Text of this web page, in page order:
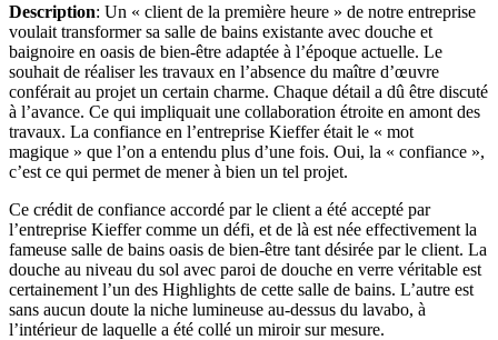
Description: Un « client de la première heure » de notre entreprise
voulait transformer sa salle de bains existante avec douche et
baignoire en oasis de bien-être adaptée à l’époque actuelle. Le
souhait de réaliser les travaux en l’absence du maître d’œuvre
conférait au projet un certain charme. Chaque détail a dû être discuté
à l’avance. Ce qui impliquait une collaboration étroite en amont des
travaux. La confiance en l’entreprise Kieffer était le « mot
magique » que l’on a entendu plus d’une fois. Oui, la « confiance »,
c’est ce qui permet de mener à bien un tel projet.
Ce crédit de confiance accordé par le client a été accepté par
l’entreprise Kieffer comme un défi, et de là est née effectivement la
fameuse salle de bains oasis de bien-être tant désirée par le client. La
douche au niveau du sol avec paroi de douche en verre véritable est
certainement l’un des Highlights de cette salle de bains. L’autre est
sans aucun doute la niche lumineuse au-dessus du lavabo, à
l’intérieur de laquelle a été collé un miroir sur mesure.